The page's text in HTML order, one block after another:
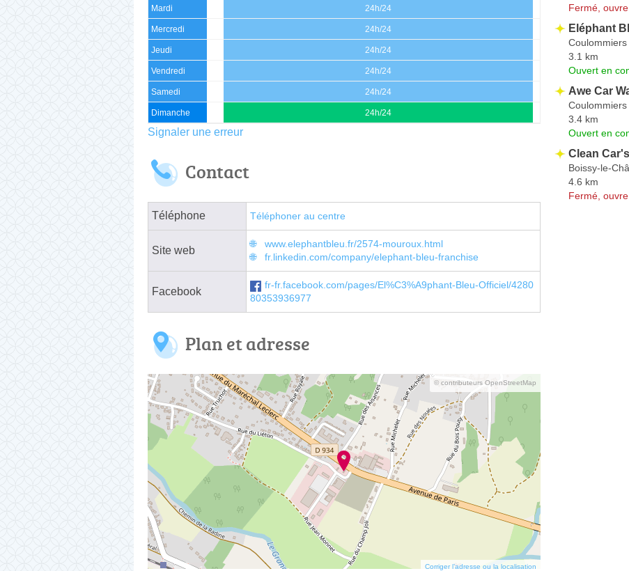
Mardi 24h/24
Mercredi 24h/24
Jeudi 24h/24
Vendredi 24h/24
Samedi 24h/24
Dimanche 24h/24
Signaler une erreur
Contact
Téléphone Téléphoner au centre
Site web
www.elephantbleu.fr/2574-mouroux.html
fr.linkedin.com/company/elephant-bleu-franchise
Facebook
fr-fr.facebook.com/pages/El%C3%A9phant-Bleu-Officiel/4280
80353936977
Plan et adresse
© contributeurs OpenStreetMap
Corriger l’adresse ou la localisation
Fermé,
Eléphant
Coulommiers
3.1 km
Ouvert en
Awe Car
Coulommiers
3.4 km
Ouvert en
Clean Car's
Boissy-le-
4.6 km
Fermé,